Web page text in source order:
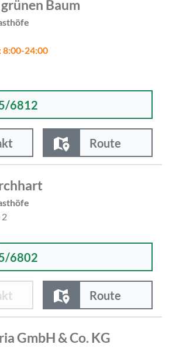
Baum
24:00
6812
Route
2
6802
Route
GmbH & Co. KG